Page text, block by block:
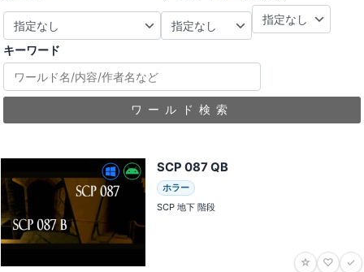
キーワード
ワールド検索
SCP 087 QB
ホラー
SCP 地下 階段
☆ ♡ ✓